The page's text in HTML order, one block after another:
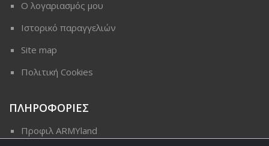
Ο λογαριασμός μου
Ιστορικό παραγγελιών
Site map
Πολιτική Cookies
ΠΛΗΡΟΦΟΡΙΕΣ
Προφιλ ARMYland